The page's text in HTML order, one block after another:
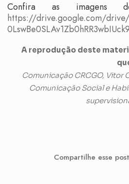
Confira as imagens
https://drive.google.com/
A reprodução deste
Comunicação CRCGO, Vitor
Comunicação Social e
Compartilhe esse post